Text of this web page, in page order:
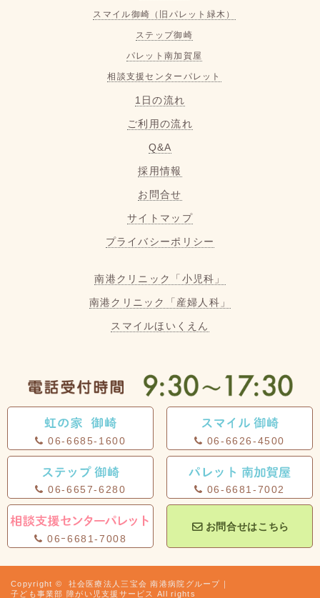
スマイル御崎（旧パレット緑木）
ステップ御崎
パレット南加賀屋
相談支援センターパレット
1日の流れ
ご利用の流れ
Q&A
採用情報
お問合せ
サイトマップ
プライバシーポリシー
南港クリニック「小児科」
南港クリニック「産婦人科」
スマイルほいくえん
06-6685-1600 06-6626-4500
06-6657-6280 06-6681-7002
06ｰ6681-7008
お問合せはこちら
Copyright © 社会医療法人三宝会 南港病院グループ｜
子ども事業部 障がい児支援サービス
All rights